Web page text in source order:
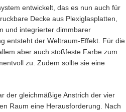
entwickelt, das es nun auch für
Decke aus Plexiglasplatten,
und integrierter dimmbarer
entsteht der Weltraum-Effekt. Für die
aber auch stoßfeste Farbe zum
zu. Zudem sollte sie eine
der gleichmäßige Anstrich der vier
Raum eine Herausforderung. Nach